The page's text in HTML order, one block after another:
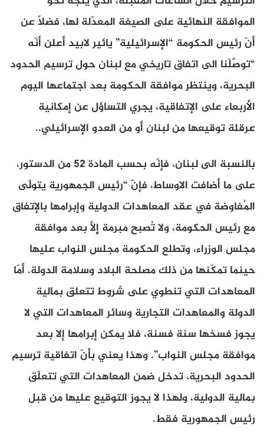
الموافقة النهائية على الصيغة المعدّلة لها، فضلاً عن
أنّ رئيس الحكومة “الإسرائيلية” يائير لابيد أعلن أنّه
“توصَّلْنا الى اتفاق تاريخي مع لبنان حول ترسيم الحدود
البحرية، وينتظر موافقة الحكومة بعد اجتماعها اليوم
الأربعاء على الإتفاقية، يجري التساؤل عن إمكانية
عرقلة توقيعها من لبنان أو من العدو الإسرائيلي..
بالنسبة الى لبنان، فإنّه بحسب المادة 52 من الدستور،
على ما أضافت الاوساط، فإنّ “رئيس الجمهورية يتولّى
المُفاوضة في عقد المعاهدات الدولية وإبرامها بالإتفاق
مع رئيس الحكومة، ولا تُصبح مبرمة إِلَّا بعد موافقة
مجلس الوزراء، وتطلع الحكومة مجلس النواب عليها
حينما تمكّنها من ذلك مصلحة البلاد وسلامة الدولة. أمّا
المعاهدات التي تنطوي على شروط تتعلق بمالية
الدولة والمعاهدات التجارية وسائر المعاهدات التي لا
يجوز فسخها سنة فسنة، فلا يمكن إبرامها إلا بعد
موافقة مجلس النواب”. وهذا يعني بأنّ اتفاقية ترسيم
الحدود البحرية، تدخل ضمن المعاهدات التي تتعلّق
بمالية الدولية، ولهذا لا يجوز التوقيع عليها من قبل
رئيس الجمهورية فقط.